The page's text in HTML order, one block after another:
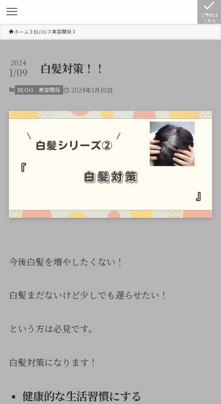
ご予約は
こちら
ホーム BLOG 美容関係
白髪対策！！
2024
1/09
BLOG 美容関係 2024年1月10日
今後白髪を増やしたくない！
白髪まだないけど少しでも遅らせたい！
という方は必見です。
白髪対策になります！
健康的な生活習慣にする